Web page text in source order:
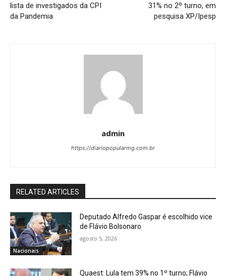
lista de investigados da CPI
da Pandemia
31% no 2º turno, em
pesquisa XP/Ipesp
admin
https://diariopopularmg.com.br
RELATED ARTICLES
Nacionais
Deputado Alfredo Gaspar é escolhido vice
de Flávio Bolsonaro
agosto 5, 2026
Quaest: Lula tem 39% no 1º turno; Flávio